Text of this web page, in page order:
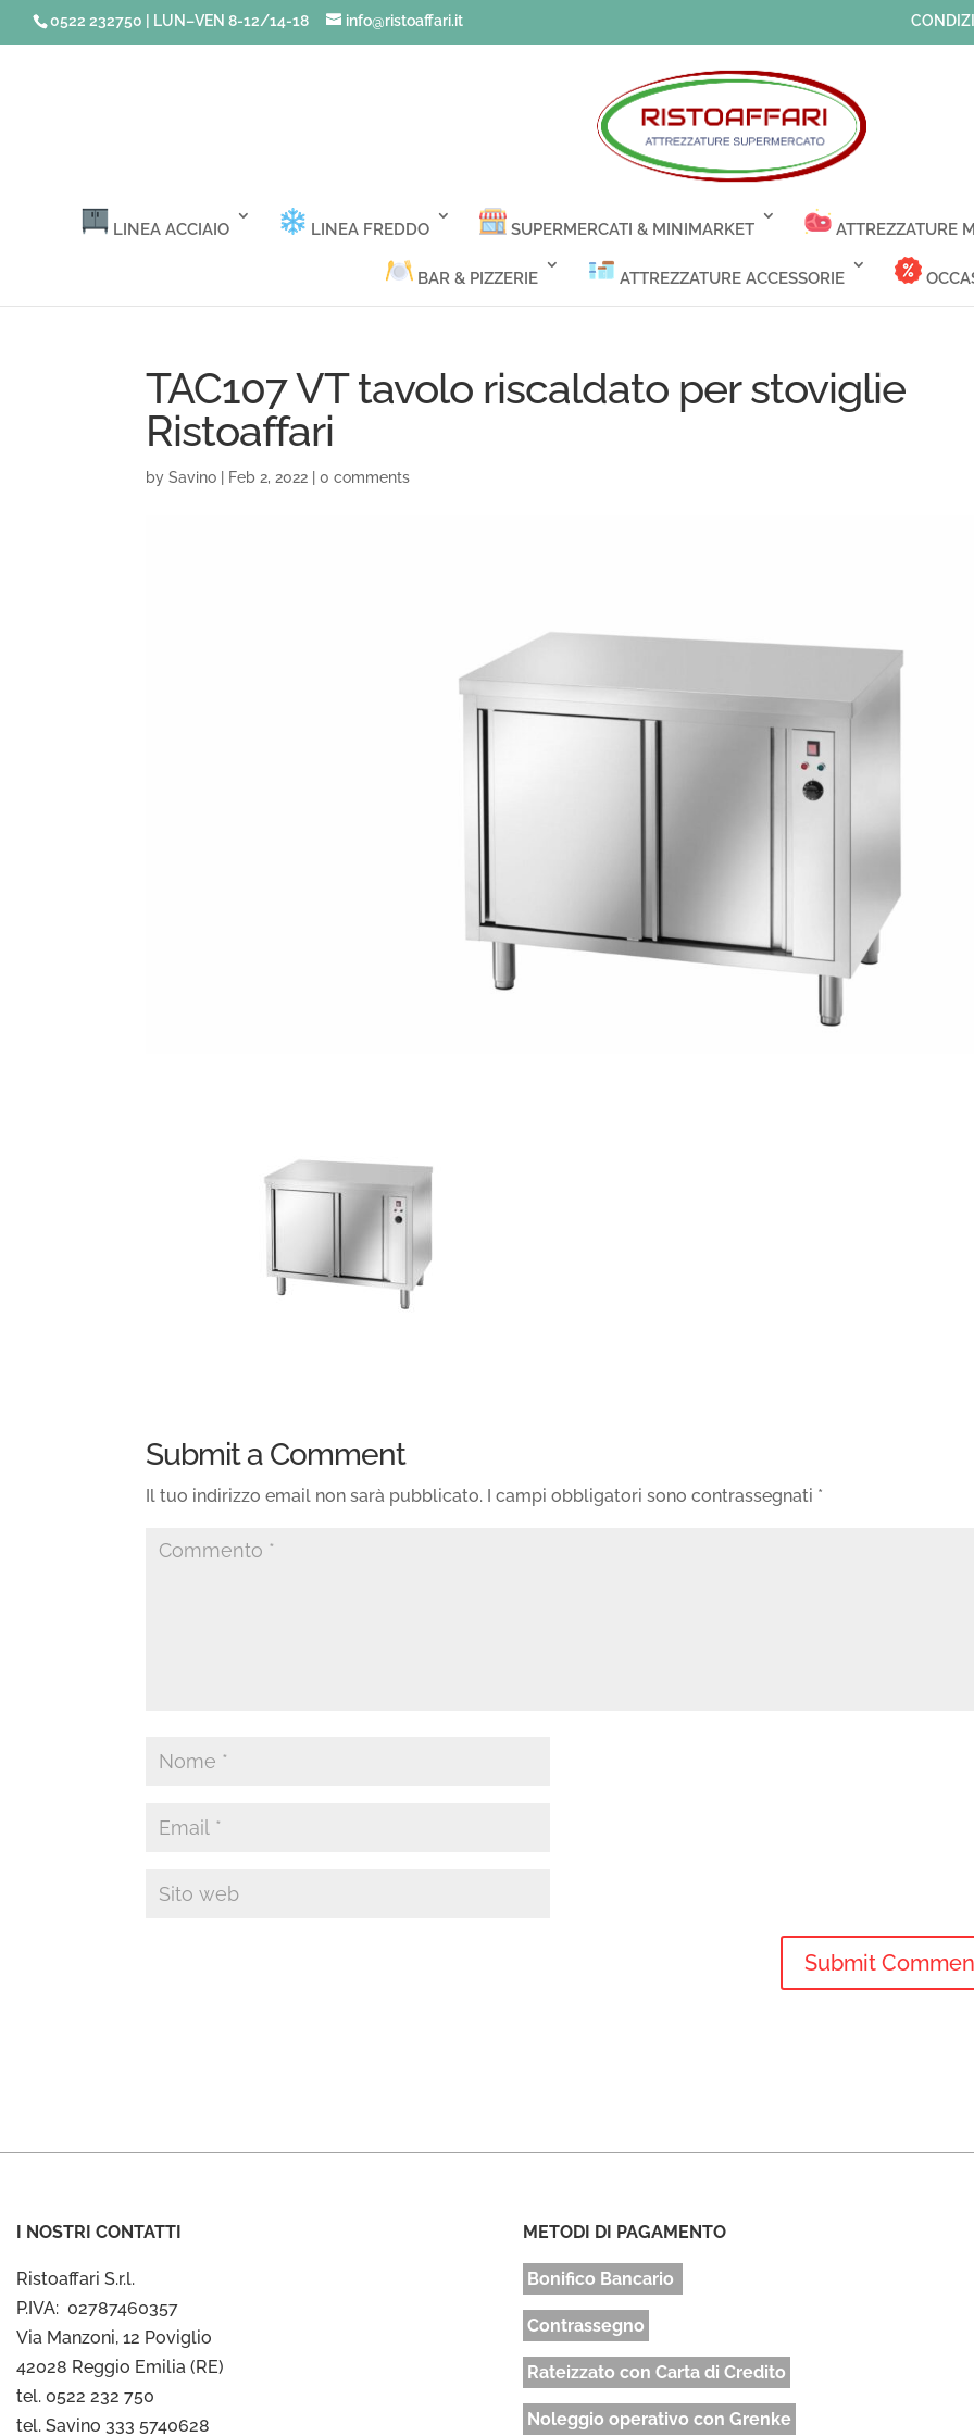
0522 232750 | LUN–VEN 8-12/14-18 info@ristoaffari.it
LINEA ACCIAIO LINEA FREDDO SUPERMERCATI & MINIMARKET ATTREZZATURE
BAR & PIZZERIE ATTREZZATURE ACCESSORIE
TAC107 VT tavolo riscaldato per stoviglie
Ristoaffari
bySavino Feb 2, 2022 |0 comments
Submit a Comment
Il tuo indirizzo email non sarà pubblicato. I campi obbligatori sono contrassegnati *
I NOSTRI CONTATTI
Ristoaffari S.r.l.
P.IVA: 02787460357
Via Manzoni, 12 Poviglio
42028 Reggio Emilia (RE)
tel. 0522 232 750
tel. Savino 333 5740628
METODI DI PAGAMENTO
Bonifico Bancario
Contrassegno
Rateizzato con Carta di Credito
Noleggio operativo con Grenke